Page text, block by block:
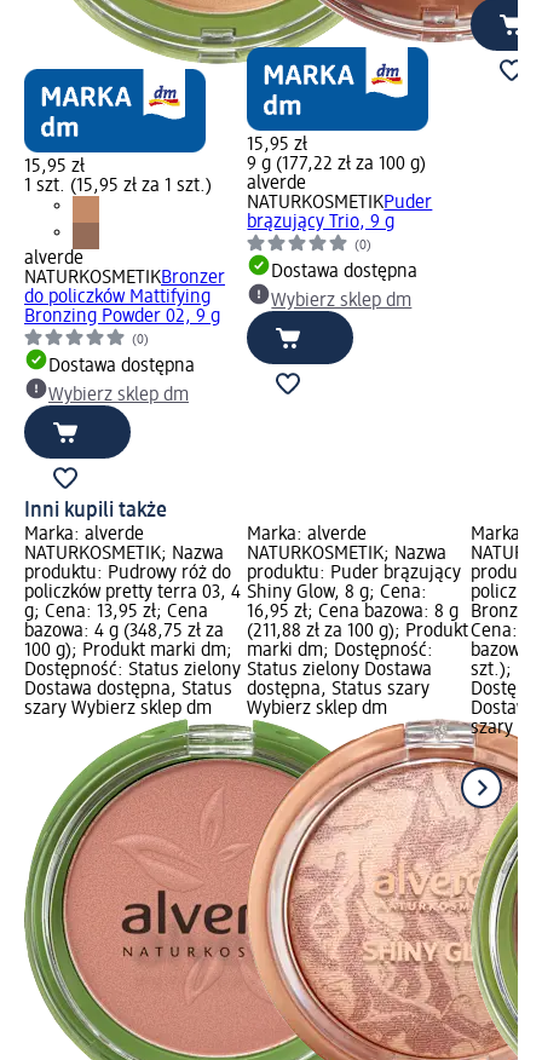
15,95 zł
1 szt. (15,95 zł za 1 szt.)
alverde
NATURKOSMETIKBronzer
do policzków Mattifying
Bronzing Powder 02, 9 g
(0)
Dostawa dostępna
Wybierz sklep dm
15,95 zł
9 g (177,22 zł za 100 g)
alverde
NATURKOSMETIKPuder
brązujący Trio, 9 g
(0)
Dostawa dostępna
Wybierz sklep dm
Inni kupili także
Marka: alverde
NATURKOSMETIK; Nazwa
produktu: Pudrowy róż do
policzków pretty terra 03, 4
g; Cena: 13,95 zł; Cena
bazowa: 4 g (348,75 zł za
100 g); Produkt marki dm;
Dostępność: Status zielony
Dostawa dostępna, Status
szary Wybierz sklep dm
Marka: alverde
NATURKOSMETIK; Nazwa
produktu: Puder brązujący
Shiny Glow, 8 g; Cena:
16,95 zł; Cena bazowa: 8 g
(211,88 zł za 100 g); Produkt
marki dm; Dostępność:
Status zielony Dostawa
dostępna, Status szary
Wybierz sklep dm
Marka:
Cena:
bazowa:
szt.);
szary